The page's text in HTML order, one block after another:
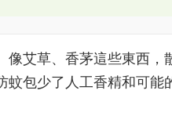
艾草、香茅這些東西，
包少了人工香精和可能